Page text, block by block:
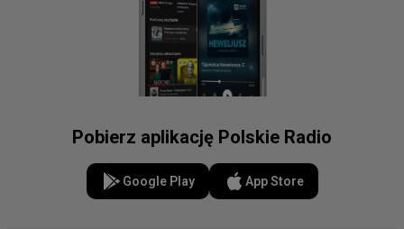
Pobierz aplikację Polskie Radio
Google Play App Store